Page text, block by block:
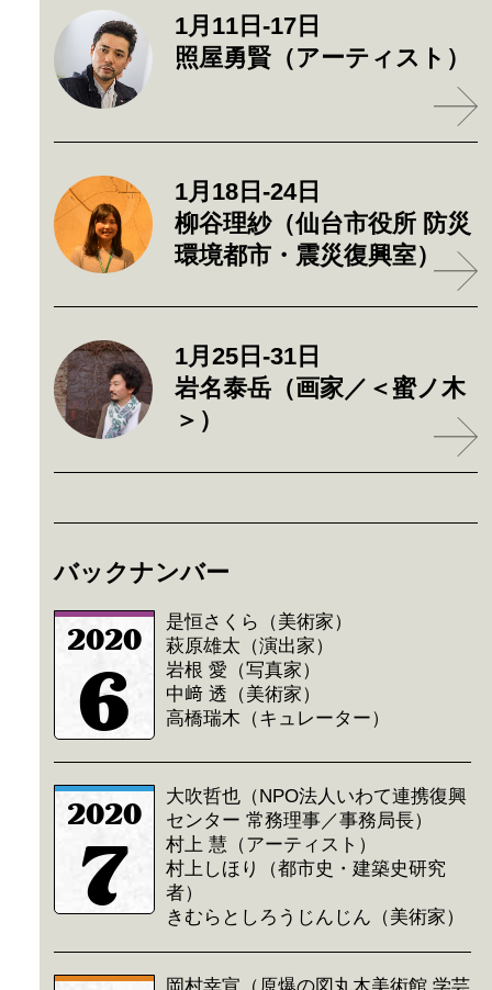
1月11日-17日
照屋勇賢（アーティスト）
1月18日-24日
柳谷理紗（仙台市役所 防災
環境都市・震災復興室）
1月25日-31日
岩名泰岳（画家／＜蜜ノ木
＞）
バックナンバー
2020
6
是恒さくら（美術家）
萩原雄太（演出家）
岩根 愛（写真家）
中﨑 透（美術家）
高橋瑞木（キュレーター）
2020
7
大吹哲也（NPO法人いわて連携復興
センター 常務理事／事務局長）
村上 慧（アーティスト）
村上しほり（都市史・建築史研究
者）
きむらとしろうじんじん（美術家）